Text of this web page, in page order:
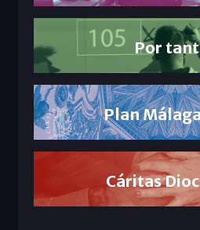
Por
Plan
Cáritas